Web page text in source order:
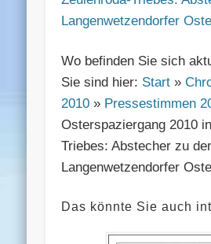
Langenwetzendorfer
Wo befinden Sie sich
Sie sind hier: Start »
2010 » Pressestimmen
Osterspaziergang 2010
Triebes: Abstecher zu
Langenwetzendorfer
Das könnte Sie auch